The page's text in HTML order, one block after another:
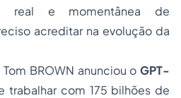
real e momentânea de
acreditar na evolução da
BROWN anunciou o GPT-
trabalhar com 175 bilhões de